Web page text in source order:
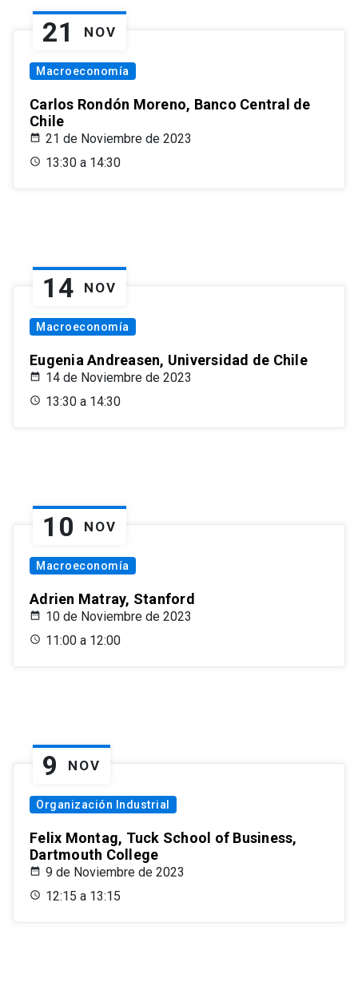
21 NOV
Macroeconomía
Carlos Rondón Moreno, Banco Central de
Chile
21 de Noviembre de 2023
13:30 a 14:30
14 NOV
Macroeconomía
Eugenia Andreasen, Universidad de Chile
14 de Noviembre de 2023
13:30 a 14:30
10 NOV
Macroeconomía
Adrien Matray, Stanford
10 de Noviembre de 2023
11:00 a 12:00
9 NOV
Organización Industrial
Felix Montag, Tuck School of Business,
Dartmouth College
9 de Noviembre de 2023
12:15 a 13:15